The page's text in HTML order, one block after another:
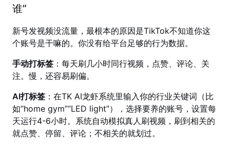
谁”
新号发视频没流量，最根本的原因是TikTok不知道你这
个账号是干嘛的。你没有给平台足够的行为数据。
手动打标签 ：每天刷几小时同行视频，点赞、评论、关
注。慢，还容易刷偏。
AI打标签 ：在TK AI龙虾系统里输入你的行业关键词（比
如“home gym”“LED light”），选择要养的账号，设置每
天运行4-6小时。系统自动模拟真人刷视频，刷到相关的
就点赞、停留、评论；不相关的就划过。